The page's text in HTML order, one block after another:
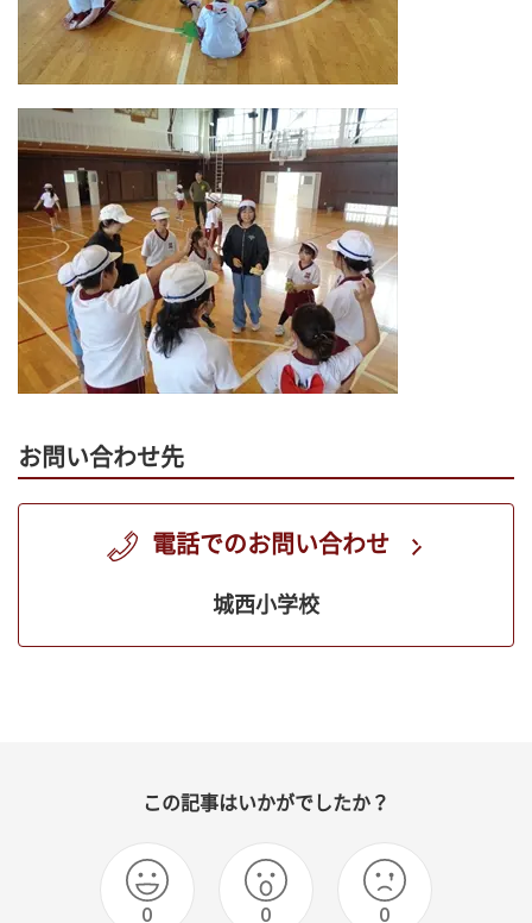
お問い合わせ先
電話でのお問い合わせ
城西小学校
この記事はいかがでしたか？
0 0 0